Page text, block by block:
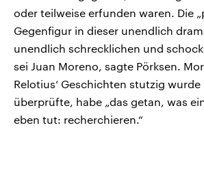
oder teilweise erfunden waren. Die
Gegenfigur in dieser unendlich
unendlich schrecklichen und
sei Juan Moreno, sagte Pörksen.
Relotius‘ Geschichten stutzig
überprüfte, habe „das getan, was
eben tut: recherchieren.“